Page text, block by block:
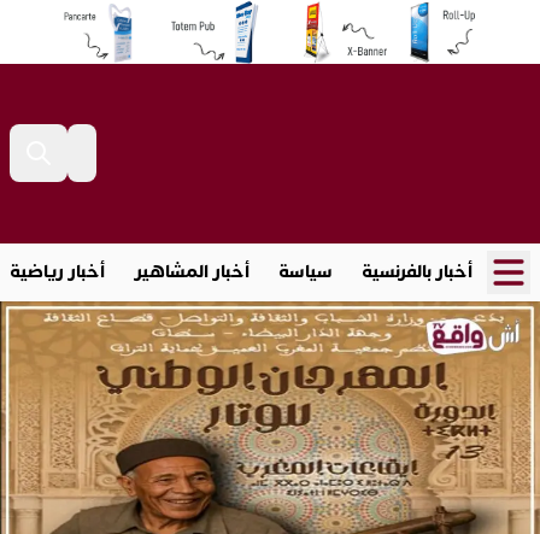
أخبار بالفرنسية سياسة أخبار المشاهير أخبار رياضية